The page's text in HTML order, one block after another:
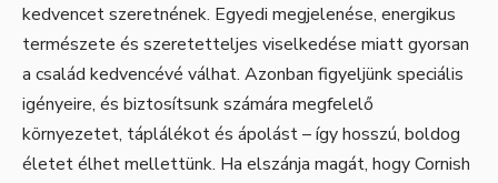
kedvencet szeretnének. Egyedi megjelenése, energikus
természete és szeretetteljes viselkedése miatt gyorsan
a család kedvencévé válhat. Azonban figyeljünk speciális
igényeire, és biztosítsunk számára megfelelő
környezetet, táplálékot és ápolást – így hosszú, boldog
életet élhet mellettünk. Ha elszánja magát, hogy Cornish